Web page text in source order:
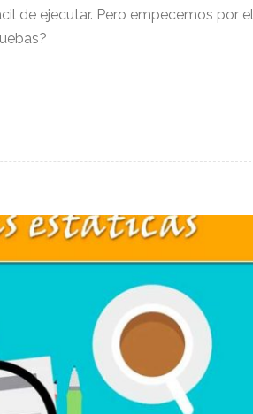
de ejecutar. Pero empecemos por el